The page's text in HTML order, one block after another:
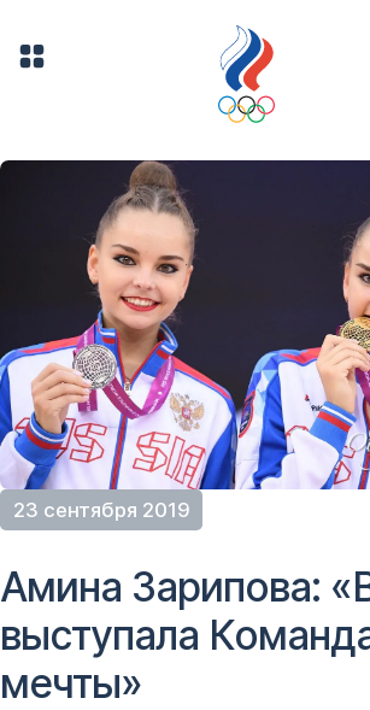
23 сентября 2019
Амина Зарипова:
выступала
мечты»